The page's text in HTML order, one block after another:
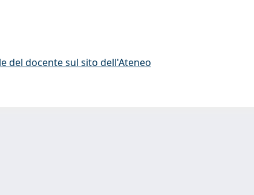
del docente sul sito dell'Ateneo